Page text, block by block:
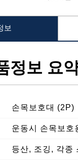
정보 요
손목보호대 (2P)
운동시 손목보호
등산, 조깅, 각종
보